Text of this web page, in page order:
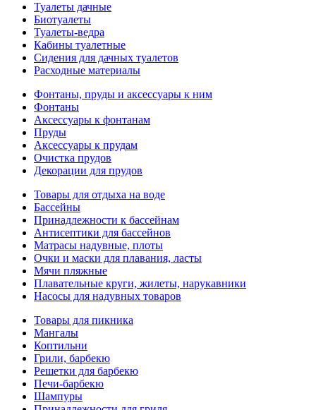
Туалеты дачные
Биотуалеты
Туалеты-ведра
Кабины туалетные
Сидения для дачных туалетов
Расходные материалы
Фонтаны, пруды и аксессуары к ним
Фонтаны
Аксессуары к фонтанам
Пруды
Аксессуары к прудам
Очистка прудов
Декорации для прудов
Товары для отдыха на воде
Бассейны
Принадлежности к бассейнам
Антисептики для бассейнов
Матраcы надувные, плоты
Очки и маски для плавания, ласты
Мячи пляжные
Плавательные круги, жилеты, нарукавники
Насосы для надувных товаров
Товары для пикника
Мангалы
Коптильни
Грили, барбекю
Решетки для барбекю
Печи-барбекю
Шампуры